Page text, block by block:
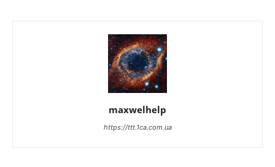
maxwelhelp
https://ttt.1ca.com.ua